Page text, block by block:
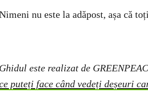
nu este la adăpost, așa că
Ghidul este realizat de
puteți face când vedeți deșeuri